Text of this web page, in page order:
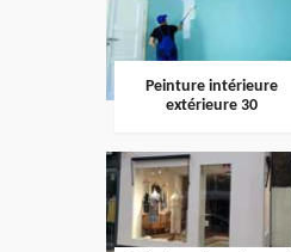
Peinture intérieure
extérieure 30